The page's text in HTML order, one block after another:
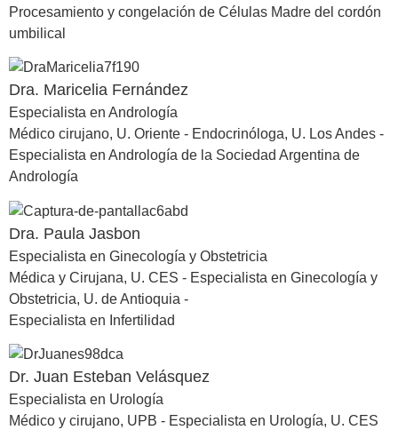
Procesamiento y congelación de Células Madre del cordón
umbilical
Dra. Maricelia Fernández
Especialista en Andrología
Médico cirujano, U. Oriente - Endocrinóloga, U. Los Andes -
Especialista en Andrología de la Sociedad Argentina de
Andrología
Dra. Paula Jasbon
Especialista en Ginecología y Obstetricia
Médica y Cirujana, U. CES - Especialista en Ginecología y
Obstetricia, U. de Antioquia -
Especialista en Infertilidad
Dr. Juan Esteban Velásquez
Especialista en Urología
Médico y cirujano, UPB - Especialista en Urología, U. CES